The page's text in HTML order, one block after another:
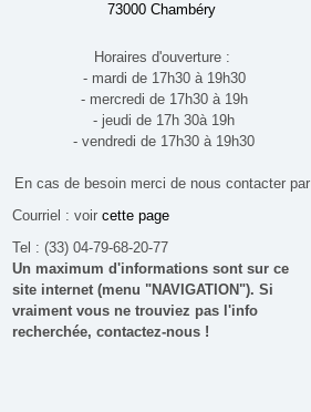
73000 Chambéry
Horaires d'ouverture :
- mardi de 17h30 à 19h30
- mercredi de 17h30 à 19h
- jeudi de 17h 30à 19h
- vendredi de 17h30 à 19h30
En cas de besoin merci de nous contacter par
Courriel : voir cette page
Tel : (33) 04-79-68-20-77
Un maximum d'informations sont sur ce
site internet (menu "NAVIGATION"). Si
vraiment vous ne trouviez pas l'info
recherchée, contactez-nous !